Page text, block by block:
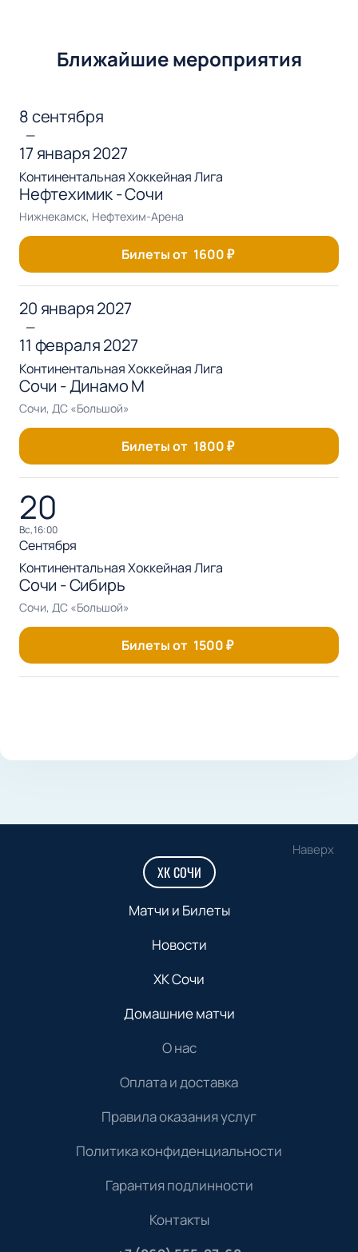
Ближайшие мероприятия
8 сентября
—
17 января 2027
Континентальная Хоккейная Лига
Нефтехимик - Сочи
Нижнекамск, Нефтехим-Арена
Билеты от 1600₽
20 января 2027
—
11 февраля 2027
Континентальная Хоккейная Лига
Сочи - Динамо М
Сочи, ДС «Большой»
Билеты от 1800₽
20
вс, 16:00
Сентября
Континентальная Хоккейная Лига
Сочи - Сибирь
Сочи, ДС «Большой»
Билеты от 1500₽
Наверх
ХК СОЧИ
Матчи и Билеты
Новости
ХК Сочи
Домашние матчи
О нас
Оплата и доставка
Правила оказания услуг
Политика конфиденциальности
Гарантия подлинности
Контакты